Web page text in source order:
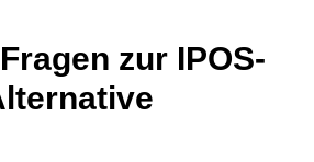
zur IPOS-